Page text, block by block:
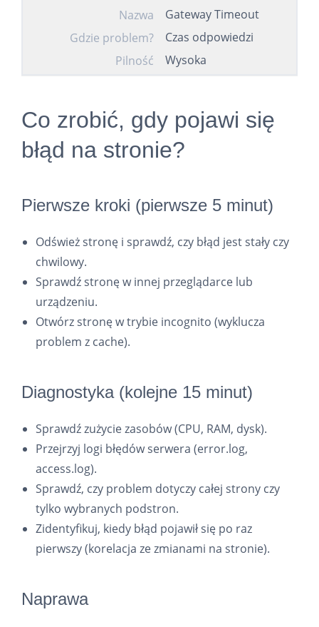
Nazwa
Gateway Timeout
Gdzie problem?
Czas odpowiedzi
Pilność
Wysoka
Co zrobić, gdy pojawi się
błąd na stronie?
Pierwsze kroki (pierwsze 5 minut)
Odśwież stronę i sprawdź, czy błąd jest stały czy
chwilowy.
Sprawdź stronę w innej przeglądarce lub
urządzeniu.
Otwórz stronę w trybie incognito (wyklucza
problem z cache).
Diagnostyka (kolejne 15 minut)
Sprawdź zużycie zasobów (CPU, RAM, dysk).
Przejrzyj logi błędów serwera (error.log,
access.log).
Sprawdź, czy problem dotyczy całej strony czy
tylko wybranych podstron.
Zidentyfikuj, kiedy błąd pojawił się po raz
pierwszy (korelacja ze zmianami na stronie).
Naprawa